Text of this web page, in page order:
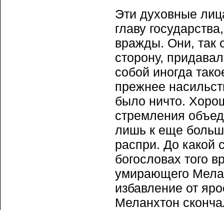
Эти духовные
главу
вражды. Они, так
сторону,
собой иногда
прежнее
было ничто.
стремления
лишь к еще
распри. До какой
богословах того
умирающего
избавление от
Меланхтон